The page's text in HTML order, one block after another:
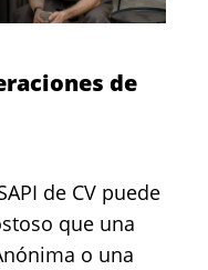
de
de CV puede
que una
o una